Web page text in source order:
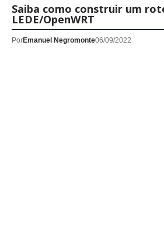
Saiba como construir um
LEDE/OpenWRT
PorEmanuel Negromonte06/09/2022